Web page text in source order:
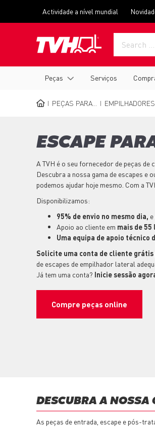
menu
Actividade a nível mundial
navigation
Peças Serviços
NAVEGAÇÃO
PEÇAS PARA...
ESCAPE
A TVH é o seu fornecedor de peças de
Descubra a nossa gama de escapes e
podemos ajudar hoje mesmo. Com a
Disponibilizamos:
95% de envio no mesmo dia,
Apoio ao cliente em mais de 55
Uma equipa de apoio técnico
Solicite uma conta de cliente grátis
de escapes de empilhador lateral
Já tem uma conta? Inicie sessão
Compre peças online
DESCUBRA A NOSSA
As peças de entrada, escape e pós-